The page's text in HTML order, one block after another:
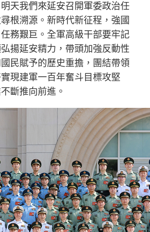
天我們來延安召開軍委政治任
根溯源。新時代新征程，強國
務艱巨。全軍高級干部要牢記
揚延安精力，帶頭加強反動性
民賦予的歷史重擔，團結帶領
現建軍一百年奮斗目標攻堅
斷推向前進。